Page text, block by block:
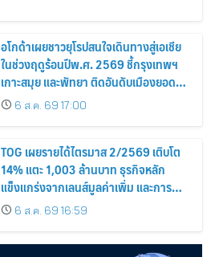
อโกด้าเผยชาวยุโรปสนใจเดินทางสู่เอเชีย
ในช่วงฤดูร้อนปีพ.ศ. 2569 ชี้กรุงเทพฯ
เกาะสมุย และพัทยา ติดอันดับเมืองยอด
นิยม6 ส.ค. 69 17:00
TOG เผยรายได้ไตรมาส 2/2569 เติบโต
14% แตะ 1,003 ล้านบาท ธุรกิจหลัก
แข็งแกร่งจากเลนส์มูลค่าเพิ่ม และการ
ขยายตลาดต่างประเทศ พร้อมเดินหน้า
ลงทุนเพื่อการเติบโตระยะยาว
6 ส.ค. 69 16:59